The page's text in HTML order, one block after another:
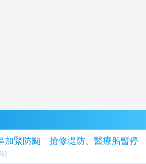
加緊防颱 搶修堤防、醫療船暫停
)